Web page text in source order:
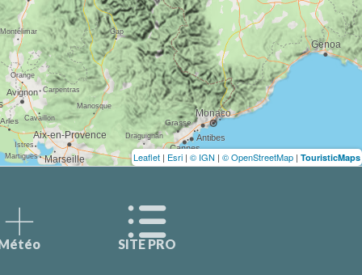
Leaflet | Esri | © IGN | © OpenStreetMap | TouristicMaps
SITE PRO